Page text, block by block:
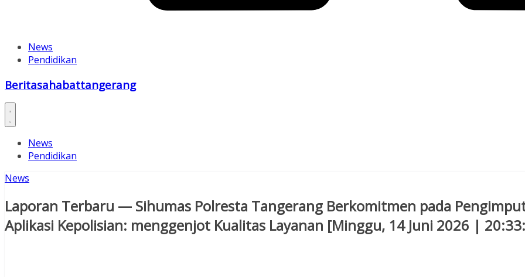
News
Pendidikan
Beritasahabattangerang
News
Pendidikan
News
Laporan Terbaru — Sihumas Polresta Tangerang Berkomitmen pada
Aplikasi Kepolisian: menggenjot Kualitas Layanan [Minggu, 14 Juni 2026 |